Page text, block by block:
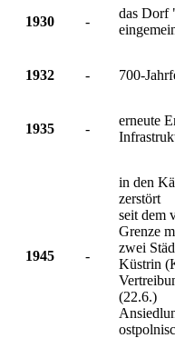
1930 -
das Dorf
1932 - 700-
1935 -
erneute
1945 -
in den
zerstört
seit dem
Grenze
zwei
Küstrin
(22.6.)